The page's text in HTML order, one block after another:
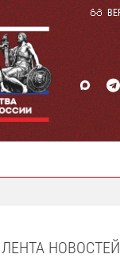
ЛЕНТА НОВОСТЕЙ